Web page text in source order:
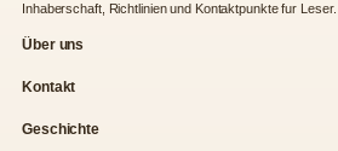
Inhaberschaft, Richtlinien und Kontaktpunkte fur Leser.
Über uns
Kontakt
Geschichte